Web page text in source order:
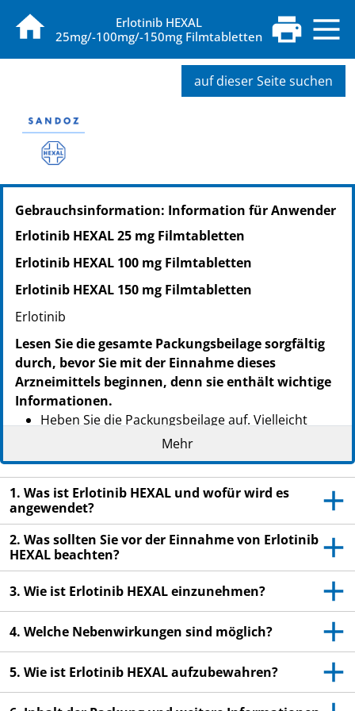
Erlotinib HEXAL
25mg/-100mg/-150mg Filmtabletten
auf dieser Seite suchen
PZN: 16121295
PPN: 111612129552
NTIN: 04150161212951
Gebrauchsinformation: Information für Anwender
Erlotinib HEXAL 25 mg Filmtabletten
Erlotinib HEXAL 100 mg Filmtabletten
Erlotinib HEXAL 150 mg Filmtabletten
Erlotinib
Lesen Sie die gesamte Packungsbeilage sorgfältig
durch, bevor Sie mit der Einnahme dieses
Arzneimittels beginnen, denn sie enthält wichtige
Informationen.
Heben Sie die Packungsbeilage auf. Vielleicht
möchten Sie diese später nochmals lesen.
Wenn Sie weitere Fragen haben, wenden Sie sich
an Ihren Arzt oder Apotheker.
Dieses Arzneimittel wurde Ihnen persönlich
verschrieben. Geben Sie es nicht an Dritte weiter.
Es kann anderen Menschen schaden, auch wenn
diese die gleichen Beschwerden haben wie Sie.
Wenn Sie Nebenwirkungen bemerken, wenden Sie
sich an Ihren Arzt oder Apotheker. Dies gilt auch
für Nebenwirkungen, die nicht in dieser
Packungsbeilage angegeben sind. Siehe Abschnitt
4.
Mehr
1. Was ist Erlotinib HEXAL und wofür wird es
angewendet?
2. Was sollten Sie vor der Einnahme von Erlotinib
HEXAL beachten?
3. Wie ist Erlotinib HEXAL einzunehmen?
4. Welche Nebenwirkungen sind möglich?
5. Wie ist Erlotinib HEXAL aufzubewahren?